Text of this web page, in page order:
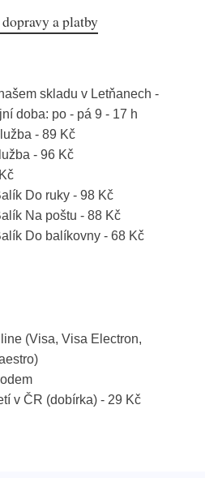
a platby
skladu v Letňanech -
doba: po - pá 9 - 17 h
- 89 Kč
- 96 Kč
Do ruky - 98 Kč
Na poštu - 88 Kč
Do balíkovny - 68 Kč
(Visa, Visa Electron,
v ČR (dobírka) - 29 Kč